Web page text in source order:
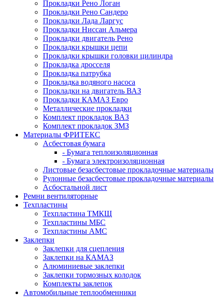
Прокладки Рено Логан
Прокладки Рено Сандеро
Прокладки Лада Ларгус
Прокладки Ниссан Альмера
Прокладки двигатель Рено
Прокладки крышки цепи
Прокладки крышки головки цилиндра
Прокладка дросселя
Прокладка патрубка
Прокладка водяного насоса
Прокладки на двигатель ВАЗ
Прокладки КАМАЗ Евро
Металлические прокладки
Комплект прокладок ВАЗ
Комплект прокладок ЗМЗ
Материалы ФРИТЕКС
Асбестовая бумага
- Бумага теплоизоляционная
- Бумага электроизоляционная
Листовые безасбестовые прокладочные материалы
Рулонные безасбестовые прокладочные материалы
Асбостальной лист
Ремни вентиляторные
Техпластины
Техпластина ТМКЩ
Техпластины МБС
Техпластины АМС
Заклепки
Заклепки для сцепления
Заклепки на КАМАЗ
Алюминиевые заклепки
Заклепки тормозных колодок
Комплекты заклепок
Автомобильные теплообменники